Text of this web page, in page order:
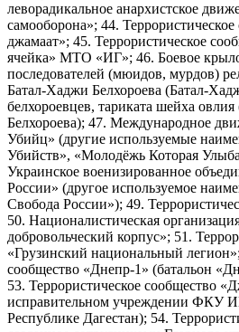
леворадикальное анархистское
самооборона»; 44.
джамаат»; 45. Террористическое
ячейка» МТО «ИГ»; 46. Боевое
последователей (мюидов, мурдов)
Батал-Хаджи Белхороева (Батал-
белхороевцев, тариката шейха
Белхороева); 47. Международное
Убийц» (другие используемые
Убийств», «Молодёжь Которая
Украинское военизированное
России» (другое используемое
Свобода России»); 49.
50. Националистическая
добровольческий корпус»; 51.
«Грузинский национальный
сообщество «Днепр-1» (батальон
53. Террористическое сообщество
исправительном учреждении ФКУ
Республике Дагестан); 54.